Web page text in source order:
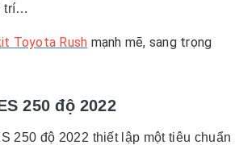
trí…
Toyota Rush mạnh mẽ, sang trọng
250 độ 2022
250 độ 2022 thiết lập một tiêu chuẩn